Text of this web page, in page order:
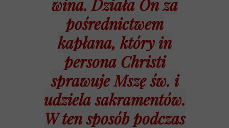
wina. Działa On za
pośrednictwem
kapłana, który in
persona Christi
sprawuje Mszę św. i
udziela sakramentów.
W ten sposób podczas